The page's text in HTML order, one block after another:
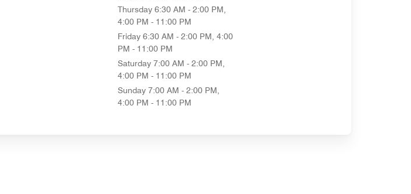
Thursday 6:30 AM - 2:00 PM,
4:00 PM - 11:00 PM
Friday 6:30 AM - 2:00 PM, 4:00
PM - 11:00 PM
Saturday 7:00 AM - 2:00 PM,
4:00 PM - 11:00 PM
Sunday 7:00 AM - 2:00 PM,
4:00 PM - 11:00 PM